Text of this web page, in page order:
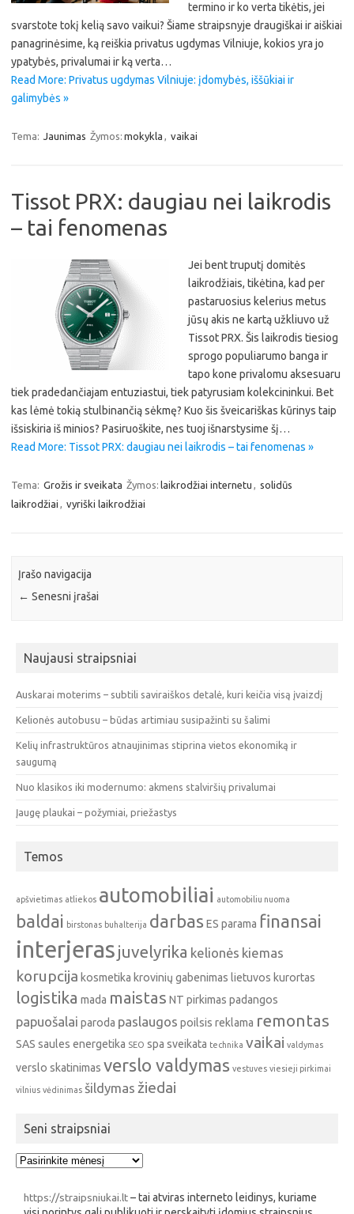
termino ir ko verta tikėtis, jei
svarstote tokį kelią savo vaikui? Šiame straipsnyje draugiškai ir aiškiai
panagrinėsime, ką reiškia privatus ugdymas Vilniuje, kokios yra jo
ypatybės, privalumai ir ką verta…
Read More: Privatus ugdymas Vilniuje: įdomybės, iššūkiai ir
galimybės »
Tema: Jaunimas Žymos: mokykla , vaikai
Tissot PRX: daugiau nei laikrodis
– tai fenomenas
Jei bent truputį domitės
laikrodžiais, tikėtina, kad per
pastaruosius kelerius metus
jūsų akis ne kartą užkliuvo už
Tissot PRX. Šis laikrodis tiesiog
sprogo populiarumo banga ir
tapo kone privalomu aksesuaru
tiek pradedančiajam entuziastui, tiek patyrusiam kolekcininkui. Bet
kas lėmė tokią stulbinančią sėkmę? Kuo šis šveicariškas kūrinys taip
išsiskiria iš minios? Pasiruoškite, nes tuoj išnarstysime šį…
Read More: Tissot PRX: daugiau nei laikrodis – tai fenomenas »
Tema: Grožis ir sveikata Žymos: laikrodžiai internetu , solidūs
laikrodžiai , vyriški laikrodžiai
Įrašo navigacija
← Senesni įrašai
Naujausi straipsniai
Auskarai moterims – subtili saviraiškos detalė, kuri keičia visą įvaizdį
Kelionės autobusu – būdas artimiau susipažinti su šalimi
Kelių infrastruktūros atnaujinimas stiprina vietos ekonomiką ir
saugumą
Nuo klasikos iki modernumo: akmens stalviršių privalumai
Įaugę plaukai – požymiai, priežastys
Temos
apšvietimas atliekos automobiliai automobiliu nuoma
baldai birstonas buhalterija darbas ES parama finansai
interjeras juvelyrika kelionės kiemas
korupcija kosmetika krovinių gabenimas lietuvos kurortas
logistika mada maistas NT pirkimas padangos
papuošalai paroda paslaugos poilsis reklama remontas
SAS saules energetika SEO spa sveikata technika vaikai valdymas
verslo skatinimas verslo valdymas vestuves viesieji pirkimai
vilnius vėdinimas šildymas žiedai
Seni straipsniai
Seni
https://straipsniukai.lt– tai atviras interneto leidinys, kuriame